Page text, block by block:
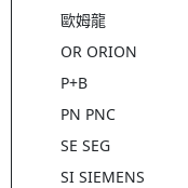
歐姆龍
OR ORION
P+B
PN PNC
SE SEG
SI SIEMENS